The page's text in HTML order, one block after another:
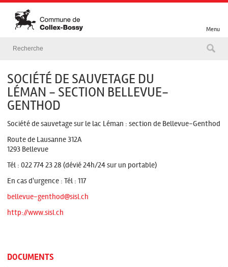
Menu
SOCIÉTÉ DE SAUVETAGE DU
LÉMAN - SECTION BELLEVUE-
GENTHOD
Société de sauvetage sur le lac Léman : section de Bellevue-Genthod
Route de Lausanne 312A
1293 Bellevue
Tél : 022 774 23 28 (dévié 24h/24 sur un portable)
En cas d'urgence : Tél : 117
bellevue-genthod@sisl.ch
http://www.sisl.ch
DOCUMENTS